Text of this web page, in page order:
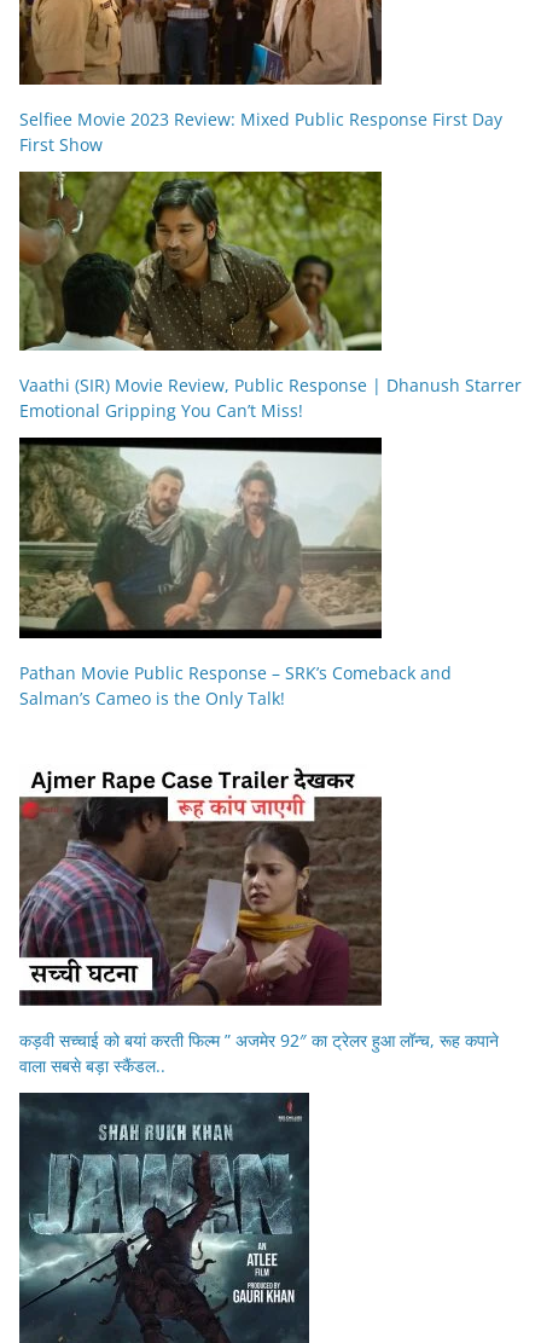
Selfiee Movie 2023 Review: Mixed Public Response First Day
First Show
Vaathi (SIR) Movie Review, Public Response | Dhanush Starrer
Emotional Gripping You Can’t Miss!
Pathan Movie Public Response – SRK’s Comeback and
Salman’s Cameo is the Only Talk!
कड़वी सच्चाई को बयां करती फिल्म ” अजमेर 92″ का ट्रेलर हुआ लॉन्च, रूह कपाने
वाला सबसे बड़ा स्कैंडल..